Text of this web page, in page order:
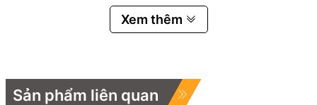
Kìm nhọn 6 inch
Khả năng cắt: Thép không gỉ-1.6mm, sắt mềm-
Chiều dài: 161mm
Khối lượng: 125g
Xem thêm
Sản phẩm liên quan